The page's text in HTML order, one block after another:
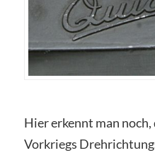
Hier erkennt man
Vorkriegs